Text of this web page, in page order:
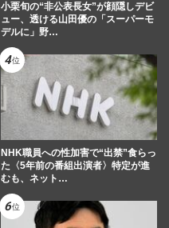
小栗旬の“非公表長女”が顔隠しデビ
ュー、透ける山田優の「スーパーモ
デルに」野…
NHK職員への性加害で“出禁”食らっ
た〈5年前の番組出演者〉特定が進
むも、ネット…